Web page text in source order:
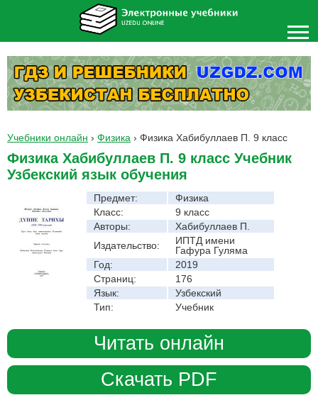
Учебники онлайн › Физика › Физика Хабибуллаев П. 9 класс
Физика Хабибуллаев П. 9 класс Учебник
Узбекский язык обучения
Предмет:
Физика
Класс:
9 класс
Авторы:
Хабибуллаев П.
Издательство:
ИПТД имени
Гафура Гуляма
Год:
2019
Страниц:
176
Язык:
Узбекский
Тип:
Учебник
Читать онлайн
Скачать PDF